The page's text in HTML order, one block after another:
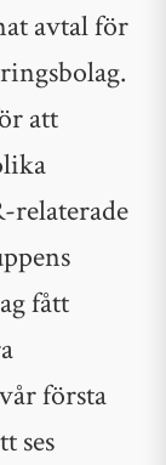
avtal för
att
relaterade
fått
första
ses